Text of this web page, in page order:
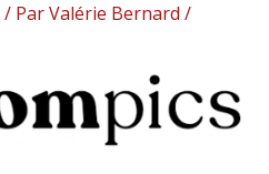
/ ParValérie Bernard /